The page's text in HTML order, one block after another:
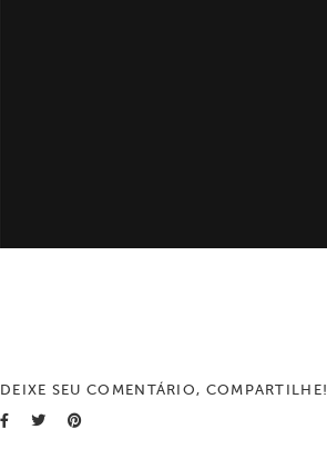
DEIXE SEU COMENTÁRIO, COMPARTILHE!